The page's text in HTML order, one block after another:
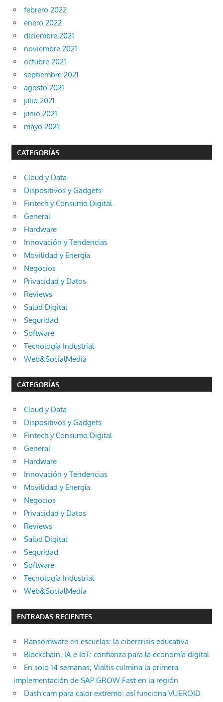
febrero 2022
enero 2022
diciembre 2021
noviembre 2021
octubre 2021
septiembre 2021
agosto 2021
julio 2021
junio 2021
mayo 2021
CATEGORÍAS
Cloud y Data
Dispositivos y Gadgets
Fintech y Consumo Digital
General
Hardware
Innovación y Tendencias
Movilidad y Energía
Negocios
Privacidad y Datos
Reviews
Salud Digital
Seguridad
Software
Tecnología Industrial
Web&SocialMedia
CATEGORÍAS
Cloud y Data
Dispositivos y Gadgets
Fintech y Consumo Digital
General
Hardware
Innovación y Tendencias
Movilidad y Energía
Negocios
Privacidad y Datos
Reviews
Salud Digital
Seguridad
Software
Tecnología Industrial
Web&SocialMedia
ENTRADAS RECIENTES
Ransomware en escuelas: la cibercrisis educativa
Blockchain, IA e IoT: confianza para la economía digital
En solo 14 semanas, Vialtis culmina la primera
implementación de SAP GROW Fast en la región
Dash cam para calor extremo: así funciona VUEROID